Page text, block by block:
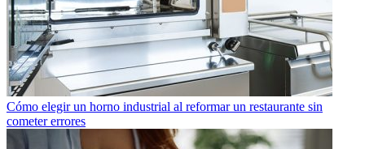
Cómo elegir un horno industrial al reformar un restaurante sin
cometer errores